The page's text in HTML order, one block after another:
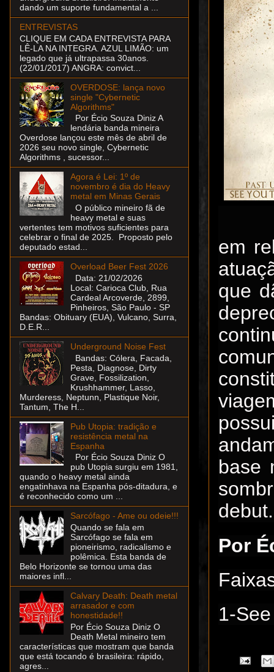
em
que
base
debut.
Por
1-
dando um suporte fundamental a ...
ENTREVISTAS
CLIQUE EM CADA ENTREVISTA PARA
LÊ-LA NA INTEGRA. AZUL LIMÃO: um
legado que já ultrapassa 30anos.
(22/01/2017) ANGRA: convict...
OVERDOSE: lança novo
single "Cybernetic
Algorithms"
Por Écio Souza Diniz A
lendária banda mineira
Overdose lançou este mês de abril de
2026 seu novo single, Cybernetic
Algorithms , sucessor...
Agora é Lei: 1º de
novembro é dia do Heavy
metal em Minas Gerais
O público mineiro fã de
heavy metal e suas
vertentes tem motivos suficientes para
celebrar o final de 2025. Proposto pelo
deputado estad...
Overload Beer Fest 2026
Data: 21/02/2026
Local: Carioca Club, Rua
Cardeal Arcoverde, 2899,
Pinheiros, São Paulo - SP
Bandas: Obituary (EUA), Vulcano, Surra,
D.E.R...
Underground Noise Fest
Bandas: Cólera, Facada,
Pesta, Diagnose, Dirty
Grave, Fossilization,
Krushhammer, Lasso,
Murderess, Neptunn, Plastique Noir,
Tantum, The H...
Pub Utopia: tradição e
resistência metal na
Espanha
Por Écio Souza Diniz O
pub Utopia surgiu em 1981,
quando o heavy metal ainda
engatinhava na Espanha pós-ditadura, e
é reconhecido como um ...
Sarcófago - Ame ou odeie!!!
Quando se fala em
Sarcófago se fala em
pioneirismo, radicalismo e
polêmica. Esta banda de
Belo Horizonte se tornou uma das
maiores infl...
Calvary Death: Death metal
arrasador e com
honestidade!!
Por Écio Souza Diniz O
Death Metal mineiro tem
características que mostram que banda
que está tocando é brasileira: rápido,
agres...